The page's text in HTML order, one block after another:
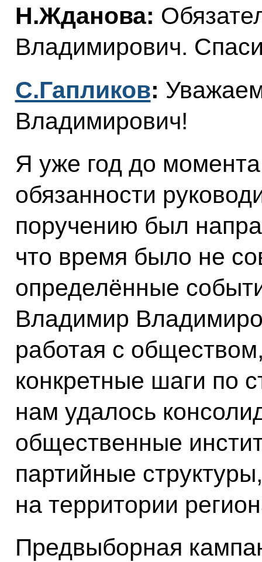
Н.Жданова:
Владимирович.
С.Гапликов:
Владимирович!
Я уже год до
обязанности
поручению был
что время было не
определённые
Владимир
работая с
конкретные шаги по
нам удалось
общественные
партийные
на территории
Предвыборная